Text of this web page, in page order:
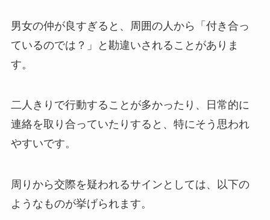
男女の仲が良すぎると、周囲の人から「付き合っ
ているのでは？」と勘違いされることがありま
す。
二人きりで行動することが多かったり、日常的に
連絡を取り合っていたりすると、特にそう思われ
やすいです。
周りから交際を疑われるサインとしては、以下の
ようなものが挙げられます。